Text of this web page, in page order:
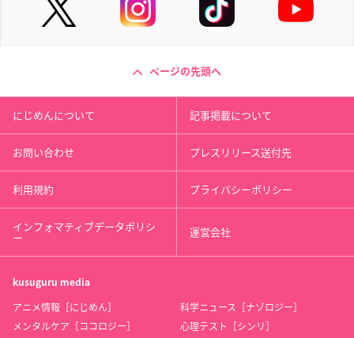
ページの先頭へ
にじめんについて 記事掲載について
お問い合わせ プレスリリース送付先
利用規約 プライバシーポリシー
インフォマティブデータポリシ
ー 運営会社
kusuguru media
アニメ情報［にじめん］
科学ニュース［ナゾロジー］
メンタルケア［ココロジー］
心理テスト［シンリ］